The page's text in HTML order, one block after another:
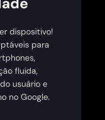
dispositivo!
para
fluida,
usuário e
no Google.